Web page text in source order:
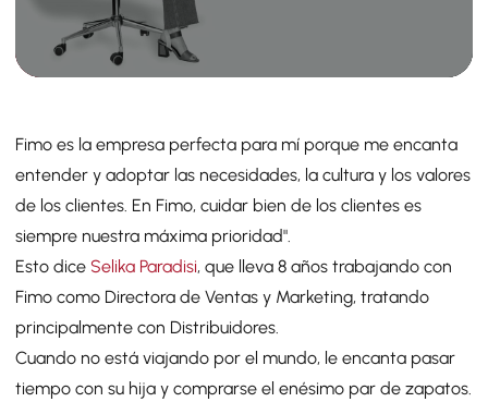
Fimo es la empresa perfecta para mí porque me encanta
entender y adoptar las necesidades, la cultura y los valores
de los clientes. En Fimo, cuidar bien de los clientes es
siempre nuestra máxima prioridad".
Esto dice Selika Paradisi, que lleva 8 años trabajando con
Fimo como Directora de Ventas y Marketing, tratando
principalmente con Distribuidores.
Cuando no está viajando por el mundo, le encanta pasar
tiempo con su hija y comprarse el enésimo par de zapatos.